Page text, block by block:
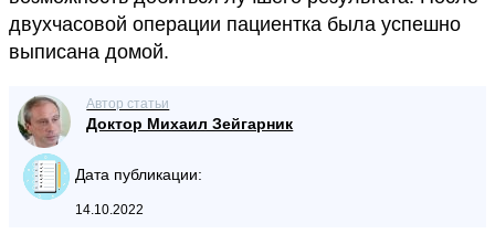
двухчасовой операции пациентка была успешно
выписана домой.
Автор статьи
Доктор Михаил Зейгарник
Дата публикации:
14.10.2022